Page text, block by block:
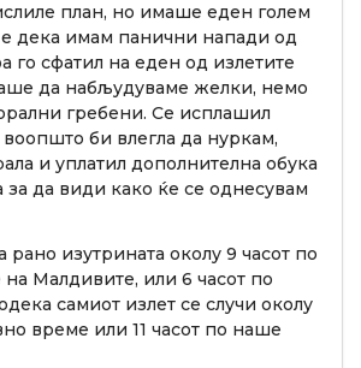
план, но имаше еден голем
е дека имам панични напади од
го сфатил на еден од излетите
да набљудуваме желки, немо
гребени. Се исплашил
воопшто би влегла да нуркам,
и уплатил дополнителна обука
за да види како ќе се однесувам
рано изутрината околу 9 часот по
Малдивите, или 6 часот по
самиот излет се случи околу
време или 11 часот по наше